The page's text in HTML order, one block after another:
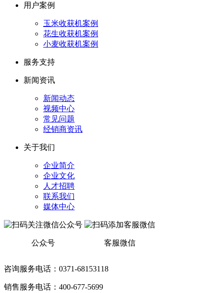
用户案例
玉米收获机案例
花生收获机案例
小麦收获机案例
服务支持
新闻资讯
新闻动态
视频中心
常见问题
经销商资讯
关于我们
企业简介
企业文化
人才招聘
联系我们
媒体中心
公众号 客服微信
咨询服务电话：0371-68153118
销售服务电话：400-677-5699